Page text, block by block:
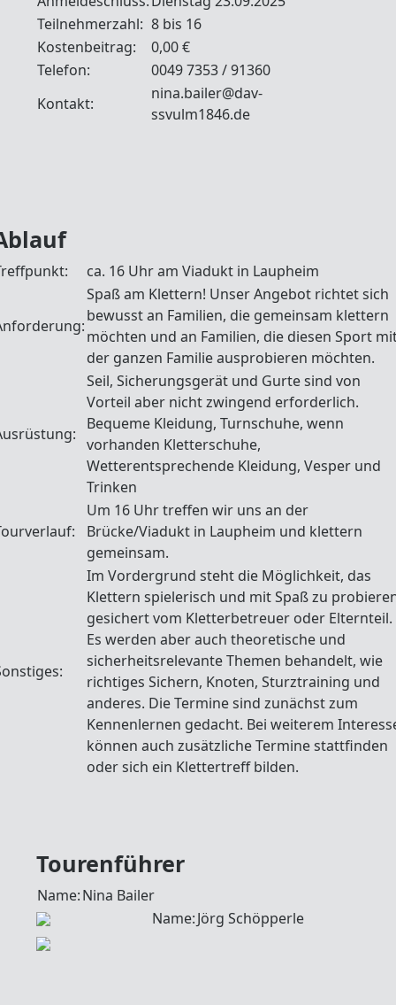
Teilnehmerzahl: 8 bis 16
Kostenbeitrag:
0,00 €
Telefon:
0049 7353 / 91360
Kontakt:
nina.bailer@dav-
ssvulm1846.de
ca. 16 Uhr am Viadukt in Laupheim
Spaß am Klettern! Unser Angebot richtet sich
bewusst an Familien, die gemeinsam klettern
möchten und an Familien, die diesen Sport
der ganzen Familie ausprobieren möchten.
Seil, Sicherungsgerät und Gurte sind von
Vorteil aber nicht zwingend erforderlich.
Bequeme Kleidung, Turnschuhe, wenn
vorhanden Kletterschuhe,
Wetterentsprechende Kleidung, Vesper und
Trinken
Um 16 Uhr treffen wir uns an der
Brücke/Viadukt in Laupheim und klettern
gemeinsam.
Im Vordergrund steht die Möglichkeit, das
Klettern spielerisch und mit Spaß zu
gesichert vom Kletterbetreuer oder Elternteil.
Es werden aber auch theoretische und
sicherheitsrelevante Themen behandelt, wie
richtiges Sichern, Knoten, Sturztraining und
anderes. Die Termine sind zunächst zum
Kennenlernen gedacht. Bei weiterem
können auch zusätzliche Termine stattfinden
oder sich ein Klettertreff bilden.
Tourenführer
Name:Nina Bailer
Name:Jörg Schöpperle